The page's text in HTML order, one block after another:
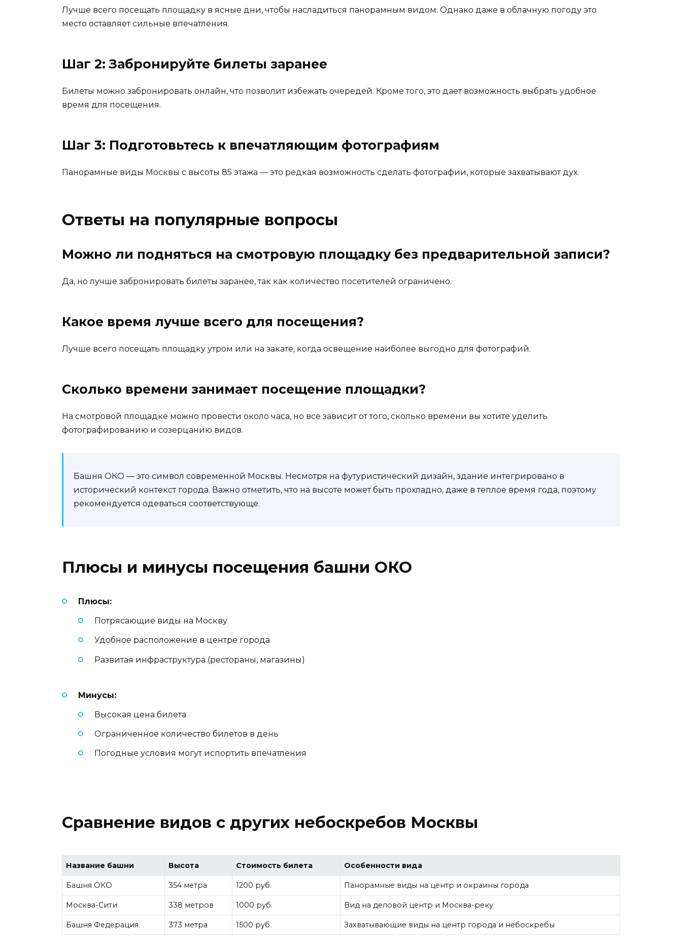
Лучше всего посещать площадку в ясные дни, чтобы насладиться панорамным видом. Однако даже в облачную погоду это
место оставляет сильные впечатления.
Шаг 2: Забронируйте билеты заранее
Билеты можно забронировать онлайн, что позволит избежать очередей. Кроме того, это дает возможность выбрать удобное
время для посещения.
Шаг 3: Подготовьтесь к впечатляющим фотографиям
Панорамные виды Москвы с высоты 85 этажа — это редкая возможность сделать фотографии, которые захватывают дух.
Ответы на популярные вопросы
Можно ли подняться на смотровую площадку без предварительной записи?
Да, но лучше забронировать билеты заранее, так как количество посетителей ограничено.
Какое время лучше всего для посещения?
Лучше всего посещать площадку утром или на закате, когда освещение наиболее выгодно для фотографий.
Сколько времени занимает посещение площадки?
На смотровой площадке можно провести около часа, но все зависит от того, сколько времени вы хотите уделить
фотографированию и созерцанию видов.
Башня ОКО — это символ современной Москвы. Несмотря на футуристический дизайн, здание интегрировано в
исторический контекст города. Важно отметить, что на высоте может быть прохладно, даже в теплое время года, поэтому
рекомендуется одеваться соответствующе.
Плюсы и минусы посещения башни ОКО
Плюсы:
Потрясающие виды на Москву
Удобное расположение в центре города
Развитая инфраструктура (рестораны, магазины)
Минусы:
Высокая цена билета
Ограниченное количество билетов в день
Погодные условия могут испортить впечатления
Сравнение видов с других небоскребов Москвы
Название башни Высота Стоимость билета Особенности вида
Башня ОКО 354 метра 1200 руб. Панорамные виды на центр и окраины города
Москва-Сити 338 метров 1000 руб. Вид на деловой центр и Москва-реку
Башня Федерация 373 метра 1500 руб. Захватывающие виды на центр города и небоскребы